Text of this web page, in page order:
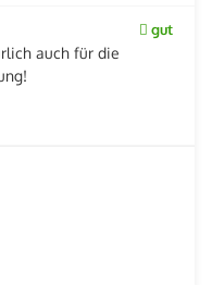
gut
auch für die